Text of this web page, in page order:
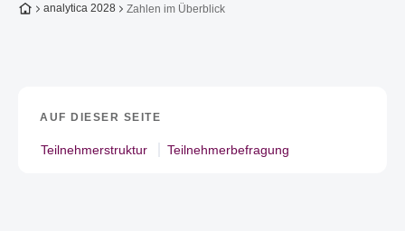
Zur Startseite
analytica 2028 Zahlen im Überblick
AUF DIESER SEITE
Teilnehmerstruktur Teilnehmerbefragung